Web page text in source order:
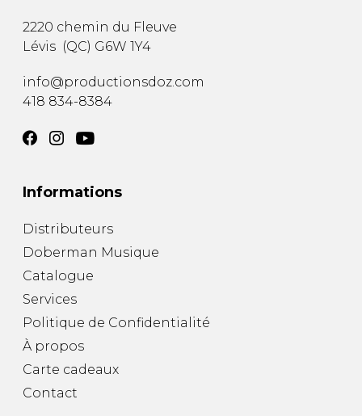
2220 chemin du Fleuve
Lévis (QC) G6W 1Y4
info@productionsdoz.com
418 834-8384
Informations
Distributeurs
Doberman Musique
Catalogue
Services
Politique de Confidentialité
À propos
Carte cadeaux
Contact